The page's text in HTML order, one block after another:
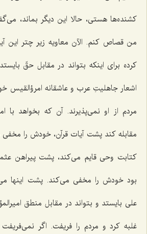
كشنده‌ها هستی، حالا این دیگر بماند،
من قصاص كنم. الآن معاویه زیر چتر این
كرده برای اینكه بتواند در مقابل حقّ
اشعار جاهلیتِ عرب و عاشقانه
مردم از او نمی‌پذیرند. آن كه بخواهد با
مقابله كند پشت آیات قرآن، خودش را
كتابت وحی قایم می‌كند، پشت پیراهن
بود خودش را مخفی می‌كند. پشت اینها
علی بایستد و بتواند در مقابل منطق
غلبه كرد و مردم را فریفت. اگر